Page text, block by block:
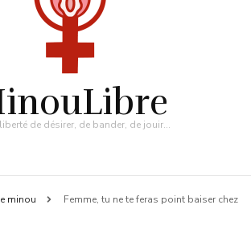
de désirer, de bander, de jouir…
minou
Femme, tu ne te feras point baiser chez